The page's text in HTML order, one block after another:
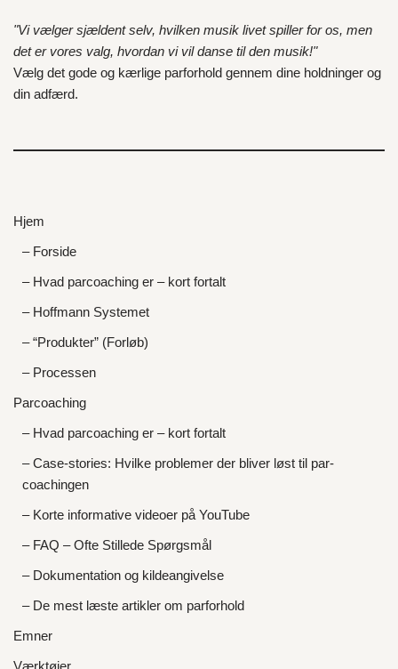
"Vi vælger sjældent selv, hvilken musik livet spiller for os, men
det er vores valg, hvordan vi vil danse til den musik!"
Vælg det gode og kærlige parforhold gennem dine holdninger og
din adfærd.
Hjem
– Forside
– Hvad parcoaching er – kort fortalt
– Hoffmann Systemet
– “Produkter” (Forløb)
– Processen
Parcoaching
– Hvad parcoaching er – kort fortalt
– Case-stories: Hvilke problemer der bliver løst til par-
coachingen
– Korte informative videoer på YouTube
– FAQ – Ofte Stillede Spørgsmål
– Dokumentation og kildeangivelse
– De mest læste artikler om parforhold
Emner